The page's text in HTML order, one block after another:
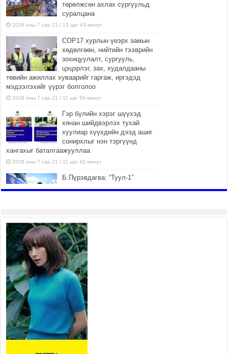
төрөлжсөн ахлах сургуульд
суралцана
2026 оны 7 сар 21 / 13 цаг 43 минут
COP17 хурлын үеэрх замын
хөдөлгөөн, нийтийн тээврийн
зохицуулалт, сургууль,
цэцэрлэг, зах, худалдааны
төвийн ажиллах хуваарийг гаргаж, иргэдэд
мэдээлэхийг үүрэг болголоо
2026 оны 7 сар 21 / 11 цаг 59 минут
Гэр бүлийн хэрэг шүүхэд
хянан шийдвэрлэх тухай
хуулиар хүүхдийн дээд ашиг
сонирхлыг нэн тэргүүнд
хангахыг баталгаажууллаа
2026 оны 7 сар 21 / 11 цаг 42 минут
Б.Пүрэвдагва: “Туул-1”
2026 оны 7 сар 21 / 10 цаг 15 минут
НИЙСЛЭЛ, АЙМГИЙН
УДИРДЛАГУУДЫН АЖЛЫГ
ХҮНД СУРТЛЫГ БУУРУУЛЖ,
ИРГЭД, АЖ АХУЙН НЭГЖИЙН
АЧААГ ХЭРХЭН ХӨНГӨЛСНӨӨР ДҮГНЭНЭ
2026 оны 7 сар 21 / 10 цаг 09 минут
Байнгын хорооны дарга
М.Мандхай Цөлжилттэй
тэмцэх тухай НҮБ-ын
конвенцын талуудын 17 дугаар
бага хурал (СОР17)-ын бэлтгэл ажлын явцтай
танилцлаа